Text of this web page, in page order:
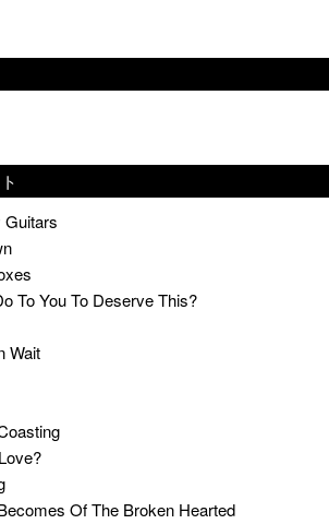
Guitars
To You To Deserve This?
Wait
Of The Broken Hearted